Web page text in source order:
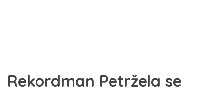
Rekordman Petržela se